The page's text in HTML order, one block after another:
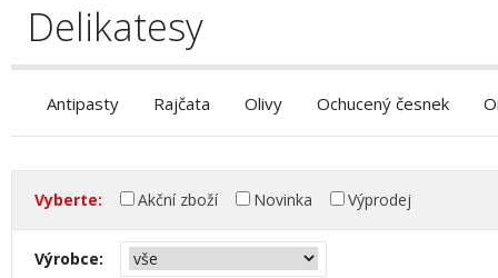
Delikatesy
Antipasty Rajčata Olivy Ochucený česnek
Vyberte: Akční zboží Novinka Výprodej
Výrobce: